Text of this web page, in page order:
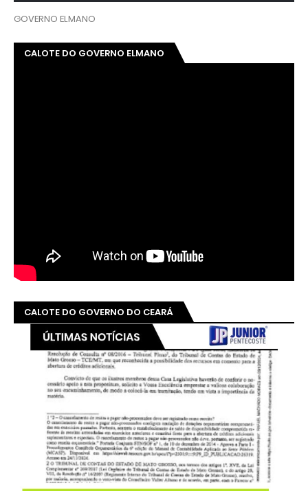
GOVERNO ELMANO
CALOTE DO GOVERNO ELMANO
CALOTE DO GOVERNO DO CEARÁ